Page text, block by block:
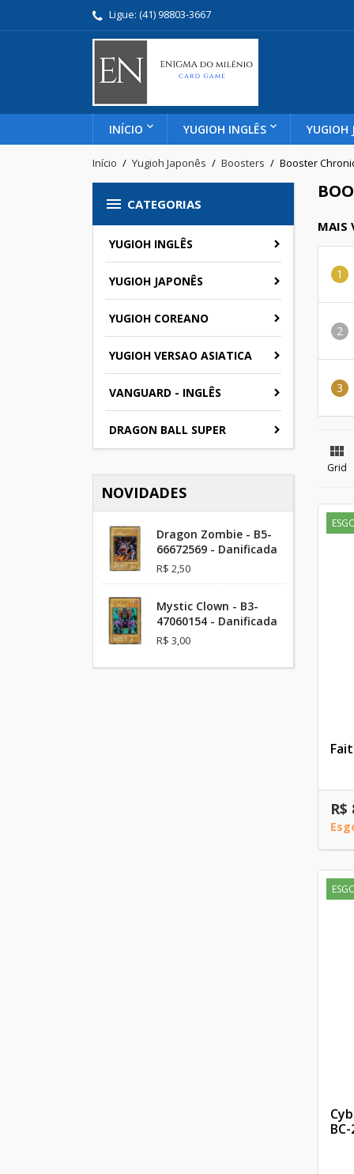
Ligue: (41) 98803-3667
INÍCIO YUGIOH INGLÊS YUGIOH
Início Yugioh Japonês Boosters Booster
 CATEGORIAS
YUGIOH INGLÊS
YUGIOH JAPONÊS
YUGIOH COREANO
YUGIOH VERSAO ASIATICA
VANGUARD - INGLÊS
DRAGON BALL SUPER
NOVIDADES
Dragon Zombie - B5-
66672569 - Danificada
R$ 2,50
Mystic Clown - B3-
47060154 - Danificada
R$ 3,00
MAIS

Grid
R$